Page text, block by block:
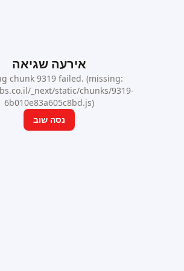
אירעה שגיאה
Loading chunk 9319 failed. (missing:
https://hbs.co.il/_next/static/chunks/9319-
6b010e83a605c8bd.js)